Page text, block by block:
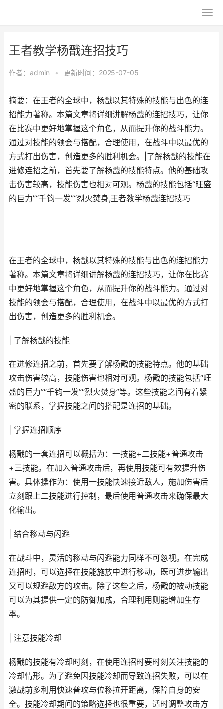
王者教学杨戬连招技巧
作者： admin • 更新时间：2025-07-05
摘要：在王者的全球中，杨戬以其特殊的技能与出色的连
招能力著称。本篇文章将详细讲解杨戬的连招技巧，让你
在比赛中更好地掌握这个角色，从而提升你的战斗能力。
通过对技能的领会与搭配，合理使用，在战斗中以最优的
方式打出伤害，创造更多的胜利机会。|了解杨戬的技能在
进修连招之前，首先要了解杨戬的技能特点。他的基础攻
击伤害较高，技能伤害也相对可观。杨戬的技能包括“旺盛
的巨力”“千钧一发”“烈火焚身,王者教学杨戬连招技巧
在王者的全球中，杨戬以其特殊的技能与出色的连招能力
著称。本篇文章将详细讲解杨戬的连招技巧，让你在比赛
中更好地掌握这个角色，从而提升你的战斗能力。通过对
技能的领会与搭配，合理使用，在战斗中以最优的方式打
出伤害，创造更多的胜利机会。
| 了解杨戬的技能
在进修连招之前，首先要了解杨戬的技能特点。他的基础
攻击伤害较高，技能伤害也相对可观。杨戬的技能包括“旺
盛的巨力”“千钧一发”“烈火焚身”等。这些技能之间有着紧
密的联系，掌握技能之间的搭配是连招的基础。
| 掌握连招顺序
杨戬的一套连招可以概括为：一技能+二技能+普通攻击
+三技能。在加入普通攻击后，再使用技能可有效提升伤
害。具体操作为：使用一技能快速接近敌人，施加伤害后
立刻跟上二技能进行控制，最后使用普通攻击来确保最大
化输出。
| 结合移动与闪避
在战斗中，灵活的移动与闪避能力同样不可忽视。在完成
连招时，可以选择在技能施放中进行移动，既可进步输出
又可以规避敌方的攻击。除了这些之后，杨戬的被动技能
可以为其提供一定的防御加成，合理利用则能增加生存
率。
| 注意技能冷却
杨戬的技能有冷却时刻，在使用连招时要时刻关注技能的
冷却情形。为了避免因技能冷却而导致连招失败，可以在
激战前多利用快速普攻与位移拉开距离，保障自身的安
全。技能冷却期间的策略选择也很重要，适时调整攻击方